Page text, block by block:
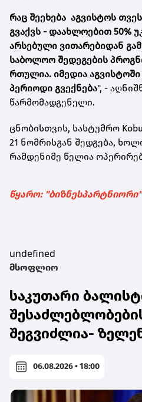
რაც შეეხება აგვისტოს
გვაქვს - დაახლოებით 50%
არსებული ვითარებიდან
საბოლოო შედეგების
რთულია. იმედია
პერიოდი გვექნება", -
წარმომადგენელი.
ცნობისთვის, სასტუმრო
21 ნომრისგან შედგება,
რამდენიმე წელია
წყარო: "ბიზნესპარტნიორი"
undefined
მსოფლიო
საკუთარი
შეგვიძლია-
06.08.2026 • 18:00